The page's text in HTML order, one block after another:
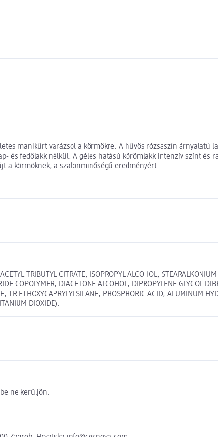
manikűrt varázsol a körmökre. A hűvös rózsaszín árnyalatú
és fedőlakk nélkül. A géles hatású körömlakk intenzív színt és
a körmöknek, a szalonminőségű eredményért.
TRIBUTYL CITRATE, ISOPROPYL ALCOHOL,
COPOLYMER, DIACETONE ALCOHOL, DIPROPYLENE GLYCOL
TRIETHOXYCAPRYLYLSILANE, PHOSPHORIC ACID, ALUMINUM
DIOXIDE).
ne kerüljön.